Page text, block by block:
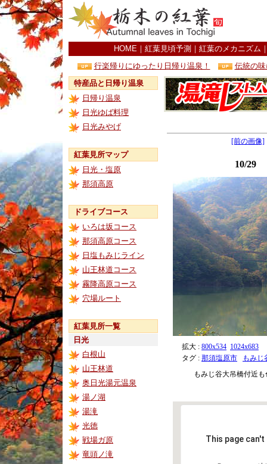
HOME ｜ 紅葉見頃予測 ｜ 紅葉のメカニズム
行楽帰りにゆったり日帰り温泉！
伝統の
特産品と日帰り温泉
日帰り温泉
日光ゆば料理
日光みやげ
紅葉見所マップ
日光・塩原
那須高原
ドライブコース
いろは坂コース
那須高原コース
日塩もみじライン
山王林道コース
霧降高原コース
穴場ルート
紅葉見所一覧
日光
白根山
山王林道
奥日光湯元温泉
湯ノ湖
湯滝
光徳
戦場ガ原
竜頭ノ滝
[前の画像]
10/29
拡大 : 800x534 1024x683
タグ : 那須塩原市
もみじ
もみじ谷大吊橋付近
This page